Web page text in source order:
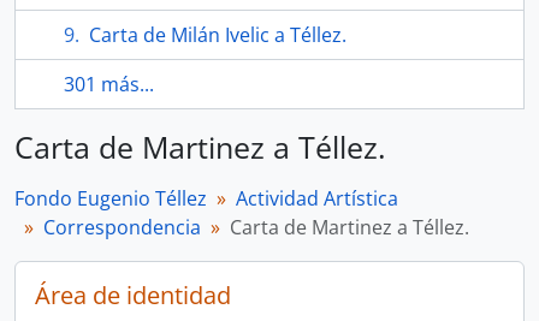
Carta de Milán Ivelic a Téllez.
301 más...
Carta de Martinez a Téllez.
Fondo Eugenio Téllez
Actividad Artística
Correspondencia
Carta de Martinez a Téllez.
Área de identidad